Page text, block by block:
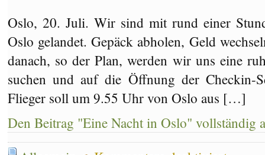
Oslo, 20. Juli. Wir sind mit rund einer
Oslo gelandet. Gepäck abholen, Geld
danach, so der Plan, werden wir uns eine
suchen und auf die Öffnung der Checkin-
Flieger soll um 9.55 Uhr von Oslo aus […]
Den Beitrag "Eine Nacht in Oslo" vollständig